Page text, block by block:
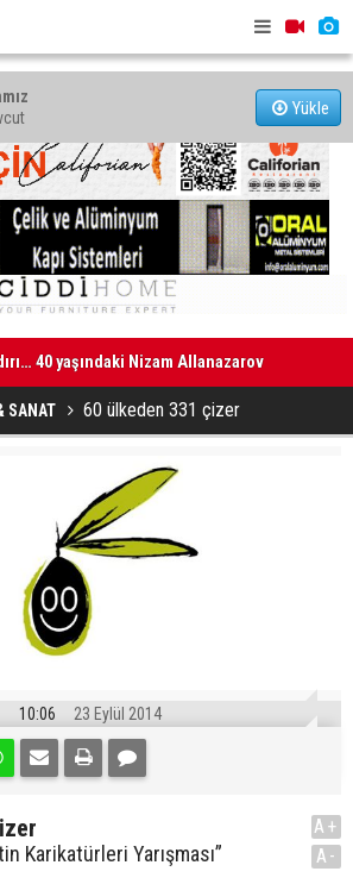
Yükle
40 yaşındaki Nizam Allanazarov
SANAT 60 ülkeden 331 çizer
10:06 23 Eylül 2014
Karikatürleri Yarışması”
A+
A-